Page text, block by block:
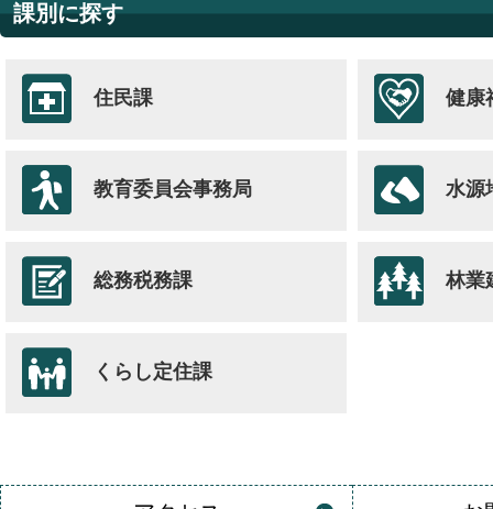
課別に探す
住民課 健康
教育委員会事務局 水源
総務税務課 林業
くらし定住課